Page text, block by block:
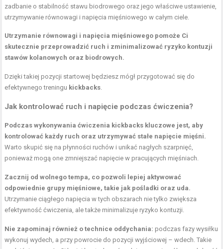
zadbanie o stabilność stawu biodrowego oraz jego właściwe ustawienie,
utrzymywanie równowagi i napięcia mięśniowego w całym ciele.
Utrzymanie równowagi i napięcia mięśniowego pomoże Ci
skutecznie przeprowadzić ruch i zminimalizować ryzyko kontuzji
stawów kolanowych oraz biodrowych.
Dzięki takiej pozycji startowej będziesz mógł przygotować się do
efektywnego treningu kickbacks
Jak kontrolować ruch i napięcie podczas ćwiczenia?
Podczas wykonywania ćwiczenia kickbacks kluczowe jest, aby
kontrolować każdy ruch oraz utrzymywać stałe napięcie mięśni.
Warto skupić się na płynności ruchów i unikać nagłych szarpnięć,
ponieważ mogą one zmniejszać napięcie w pracujących mięśniach.
Zacznij od wolnego tempa, co pozwoli lepiej aktywować
odpowiednie grupy mięśniowe, takie jak pośladki oraz uda.
Utrzymanie ciągłego napięcia w tych obszarach nie tylko zwiększa
efektywność ćwiczenia, ale także minimalizuje ryzyko kontuzji.
Nie zapominaj również o technice oddychania: podczas fazy wysiłku
wykonuj wydech, a przy powrocie do pozycji wyjściowej – wdech. Takie